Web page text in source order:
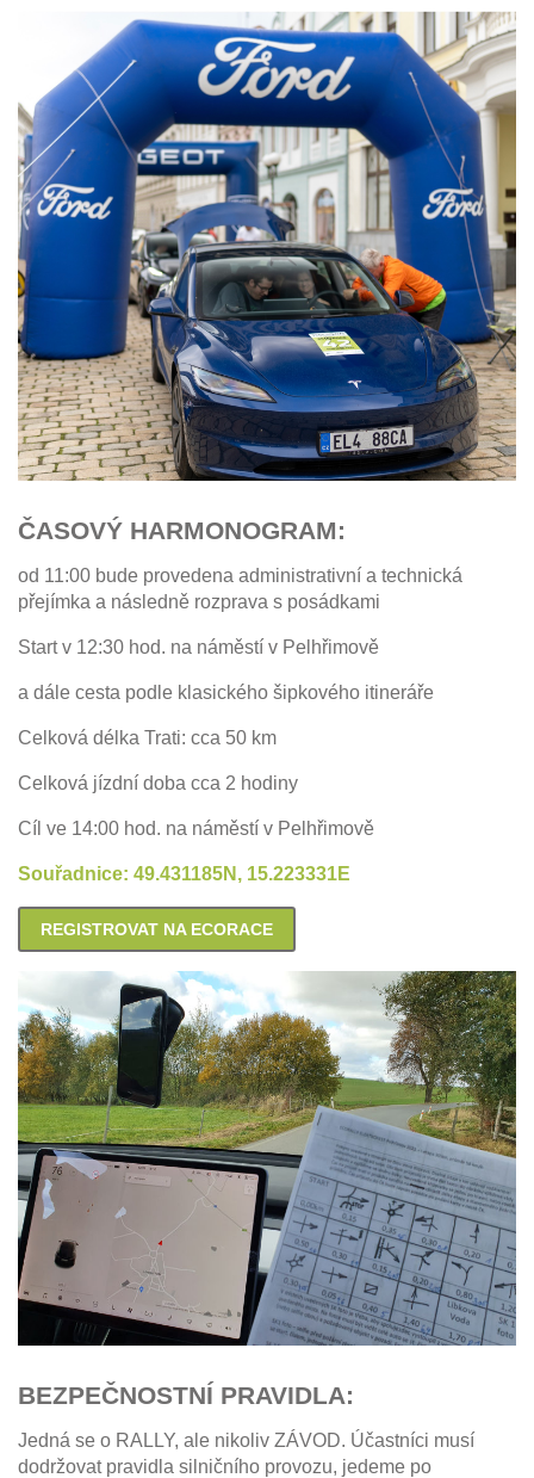
ČASOVÝ HARMONOGRAM:
od 11:00 bude provedena administrativní a technická
přejímka a následně rozprava s posádkami
Start v 12:30 hod. na náměstí v Pelhřimově
a dále cesta podle klasického šipkového itineráře
Celková délka Trati: cca 50 km
Celková jízdní doba cca 2 hodiny
Cíl ve 14:00 hod. na náměstí v Pelhřimově
Souřadnice: 49.431185N, 15.223331E
REGISTROVAT NA ECORACE
BEZPEČNOSTNÍ PRAVIDLA:
Jedná se o RALLY, ale nikoliv ZÁVOD. Účastníci musí
dodržovat pravidla silničního provozu, jedeme po